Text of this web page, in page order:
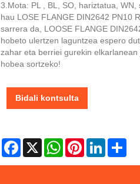
3.Mota: PL , BL, SO, hariztatua,
hau LOSE FLANGE DIN2642 PN10
sarrera da, LOOSE FLANGE
hobeto ulertzen laguntzea espero
zahar eta berriei gurekin
hobea sortzeko!
Bidali kontsulta
Facebook
X WhatsAppPinterestLinkedIn